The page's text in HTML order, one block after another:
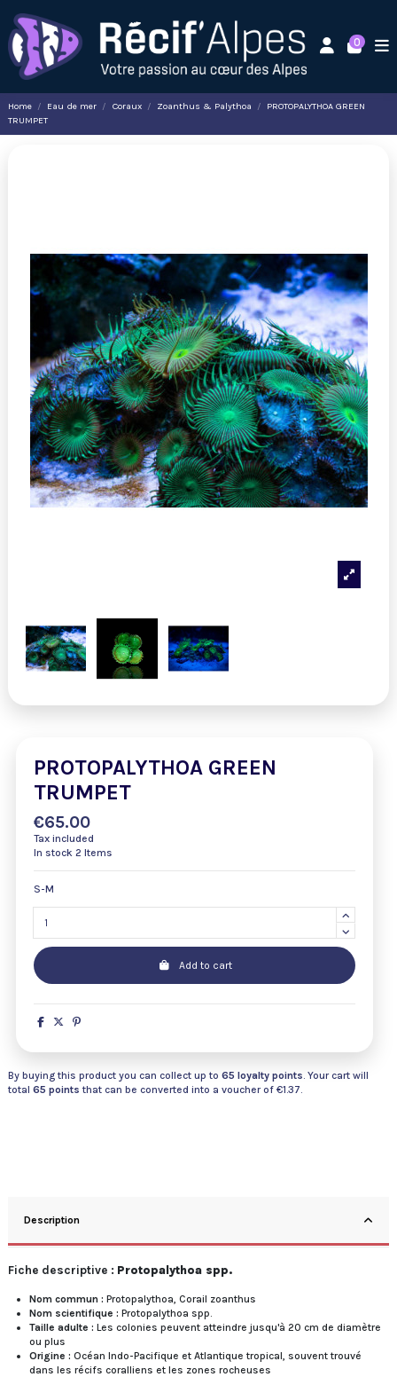
0
Home Eau de mer Coraux Zoanthus & Palythoa
PROTOPALYTHOA GREEN
TRUMPET
PROTOPALYTHOA GREEN
TRUMPET
€65.00
Tax included
In stock 2 Items
S-M
Add to cart
By buying this product you can collect up to 65 loyalty points. Your cart will
total 65 points that can be converted into a voucher of €1.37.
Description
Fiche descriptive : Protopalythoa spp.
Nom commun : Protopalythoa, Corail zoanthus
Nom scientifique : Protopalythoa spp.
Taille adulte : Les colonies peuvent atteindre jusqu'à 20 cm de diamètre
ou plus
Origine : Océan Indo-Pacifique et Atlantique tropical, souvent trouvé
dans les récifs coralliens et les zones rocheuses